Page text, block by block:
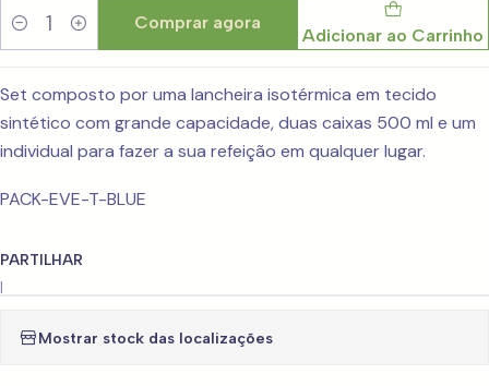
Quantidade Adicionar ao Carrinho
Comprar agora
Set composto por uma lancheira isotérmica em tecido
sintético com grande capacidade, duas caixas 500 ml e um
individual para fazer a sua refeição em qualquer lugar.
PACK-EVE-T-BLUE
PARTILHAR
|
Mostrar stock das localizações